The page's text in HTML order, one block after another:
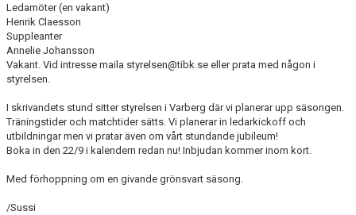
MATCHER
FÖRETAGSCUPEN 2026
SCHEMAN
FÖRENINGSKLÄDER-INNEBANDYKUNGEN
Ledamöter (en vakant)
Henrik Claesson
Suppleanter
Annelie Johansson
Vakant. Vid intresse maila styrelsen@tibk.se eller prata med någon i
styrelsen.
I skrivandets stund sitter styrelsen i Varberg där vi planerar upp säsongen.
Träningstider och matchtider sätts. Vi planerar in ledarkickoff och
utbildningar men vi pratar även om vårt stundande jubileum!
Boka in den 22/9 i kalendern redan nu! Inbjudan kommer inom kort.
Med förhoppning om en givande grönsvart säsong.
/Sussi